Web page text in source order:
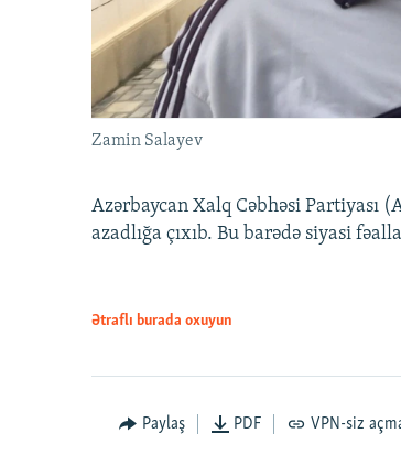
Zamin Salayev
Azərbaycan Xalq Cəbhəsi Partiyası
azadlığa çıxıb. Bu barədə siyasi
Ətraflı burada oxuyun
Paylaş PDF VPN-siz